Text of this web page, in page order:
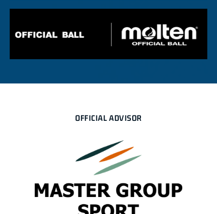
OFFICIAL ADVISOR